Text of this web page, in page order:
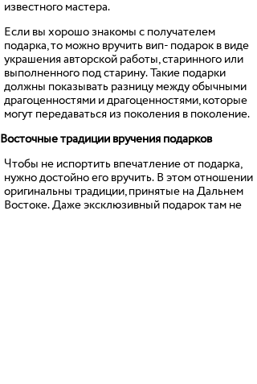
известного мастера.
Если вы хорошо знакомы с получателем
подарка, то можно вручить вип- подарок в виде
украшения авторской работы, старинного или
выполненного под старину. Такие подарки
должны показывать разницу между обычными
драгоценностями и драгоценностями, которые
могут передаваться из поколения в поколение.
Восточные традиции вручения подарков
Чтобы не испортить впечатление от подарка,
нужно достойно его вручить. В этом отношении
оригинальны традиции, принятые на Дальнем
Востоке. Даже эксклюзивный подарок там не